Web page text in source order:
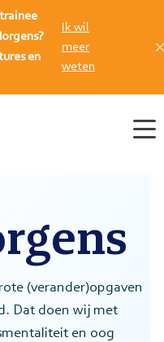
en
Ik wil
meer
weten
(verander)opgaven
Dat doen wij met
en oog